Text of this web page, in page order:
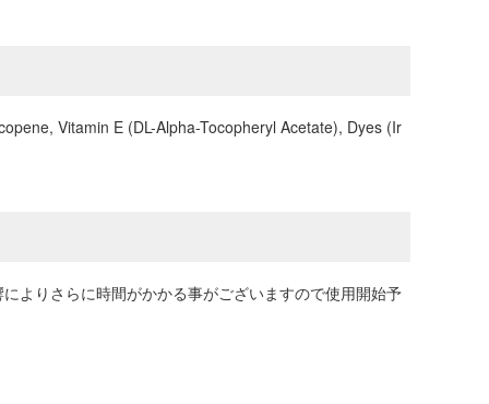
Vitamin E (DL-Alpha-Tocopheryl Acetate), Dyes (Ir
よりさらに時間がかかる事がございますので使用開始予